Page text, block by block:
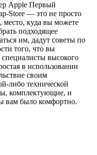
Первый
Store — это не просто
место, куда вы можете
подходящее
им, дадут советы по
того, что вы
высокого
в использовании
своим
либо технической
комплектующие, и
вам было комфортно.